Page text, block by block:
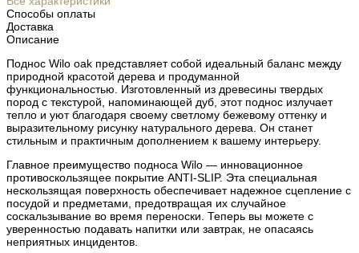
Способы оплаты
Доставка
Описание
Поднос Wilo oak представляет собой идеальный баланс между
природной красотой дерева и продуманной
функциональностью. Изготовленный из древесины твердых
пород с текстурой, напоминающей дуб, этот поднос излучает
тепло и уют благодаря своему светлому бежевому оттенку и
выразительному рисунку натурального дерева. Он станет
стильным и практичным дополнением к вашему интерьеру.
Главное преимущество подноса Wilo — инновационное
противоскользящее покрытие ANTI-SLIP. Эта специальная
нескользящая поверхность обеспечивает надежное сцепление с
посудой и предметами, предотвращая их случайное
соскальзывание во время переноски. Теперь вы можете с
уверенностью подавать напитки или завтрак, не опасаясь
неприятных инцидентов.